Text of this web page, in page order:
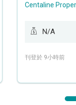
Centaline
N/A
刊登於 9小時前